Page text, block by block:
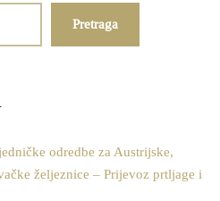
Pretraga
odredbe za Austrijske,
željeznice – Prijevoz prtljage i